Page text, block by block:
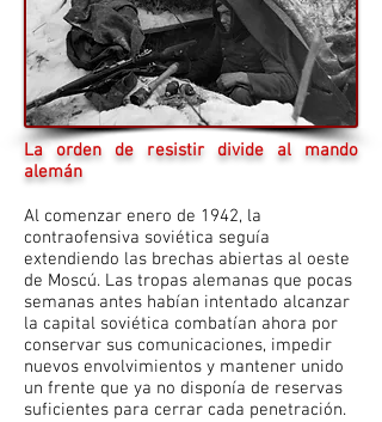
La orden de resistir divide al mando
alemán
Al comenzar enero de 1942, la
contraofensiva soviética seguía
extendiendo las brechas abiertas al oeste
de Moscú. Las tropas alemanas que pocas
semanas antes habían intentado alcanzar
la capital soviética combatían ahora por
conservar sus comunicaciones, impedir
nuevos envolvimientos y mantener unido
un frente que ya no disponía de reservas
suficientes para cerrar cada penetración.